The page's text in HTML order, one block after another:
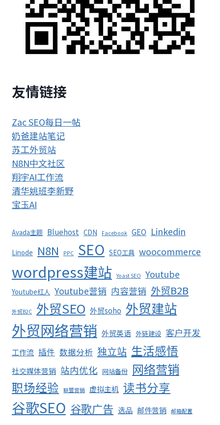
友情链接
Zac SEO每日一帖
奶爸建站笔记
苏工外贸站
N8N中文社区
翔宇AI工作流
清华姚班李新野
宝玉AI
Avada主题 Bluehost CDN Facebook GEO Linkedin
Linode N8N PPC SEO SEO工具 woocommerce
wordpress建站 Yoast SEO Youtube
Youtube红人 Youtube营销 内容营销 外贸B2B
外贸B2C 外贸SEO 外贸soho 外贸建站
外贸网络营销 外贸英语 外链建设 客户开发
工作流 插件 数据分析 独立站 生活感悟
社交媒体营销 站内优化 网站备份 网络营销
职场经验 联盟营销 虚拟主机 读书分享
谷歌SEO 谷歌广告 选品 邮件营销 邮箱配置